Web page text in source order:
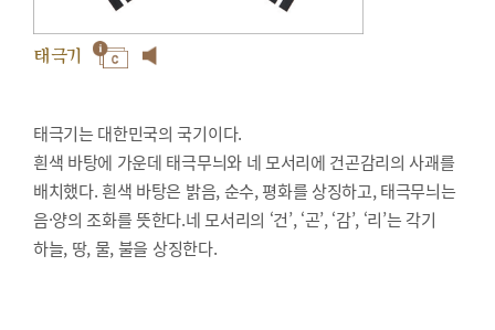
태극기
태극기는 대한민국의 국기이다.
흰색 바탕에 가운데 태극무늬와 네 모서리에 건곤감리의 사괘를
배치했다. 흰색 바탕은 밝음, 순수, 평화를 상징하고, 태극무늬는
음·양의 조화를 뜻한다.네 모서리의 ‘건’, ‘곤’, ‘감’, ‘리’는 각기
하늘, 땅, 물, 불을 상징한다.